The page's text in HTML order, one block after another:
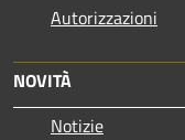
Autorizzazioni
NOVITÀ
Notizie